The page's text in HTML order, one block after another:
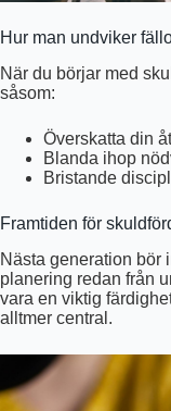
Hur man undviker
När du börjar med
såsom:
Överskatta din
Blanda ihop
Bristande
Framtiden för
Nästa generation bör
planering redan från
vara en viktig
alltmer central.